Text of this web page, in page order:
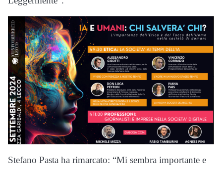
Stefano Pasta ha rimarcato: “Mi sembra importante e